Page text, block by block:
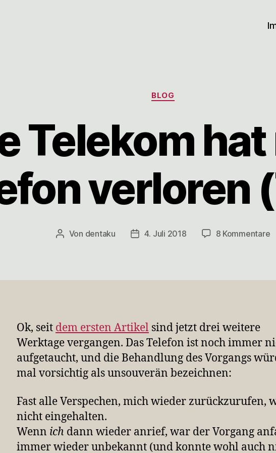
Kategorien
BLOG
Telekom
verloren
Beitragsautor
Von dentaku Veröffentlichungsdatum
4. Juli 2018 8 Kommentarezu
Ok, seit dem ersten Artikel sind jetzt drei weitere
Werktage vergangen. Das Telefon ist noch immer
aufgetaucht, und die Behandlung des Vorgangs
mal vorsichtig als unsouverän bezeichnen:
Fast alle Verspechen, mich wieder zurückzurufen,
nicht eingehalten.
Wenn ich dann wieder anrief, war der Vorgang
immer wieder unbekannt (und konnte wohl auch